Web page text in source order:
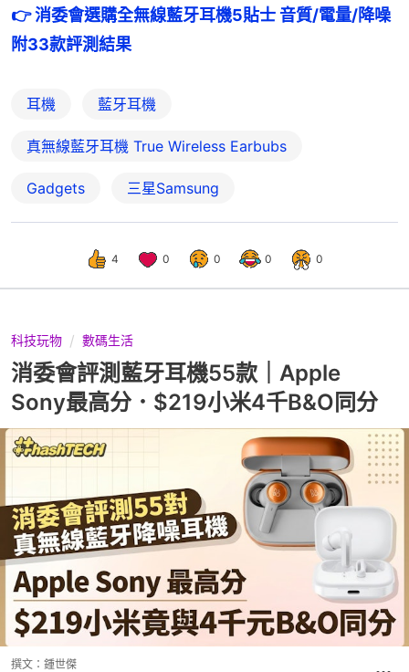
👉 消委會選購全無線藍牙耳機5貼士 音質/電量/降噪
附33款評測結果
耳機 藍牙耳機
真無線藍牙耳機 True Wireless Earbubs
Gadgets 三星Samsung
4 0 0 0 0
科技玩物 數碼生活
消委會評測藍牙耳機55款｜Apple
Sony最高分．$219小米4千B&O同分
撰文： 鍾世傑